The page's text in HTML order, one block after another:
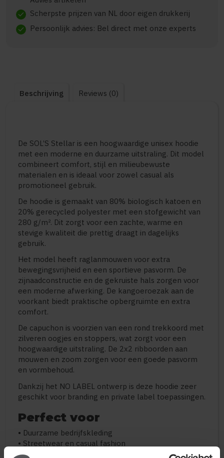
check Scherpste prijzen van NL door eigen drukkerij
check Persoonlijk advies: Bel direct met onze experts
Beschrijving Reviews (0)
De SOL’S Stellar is een hoogwaardige unisex hoodie
met een moderne en duurzame uitstraling. Dit model
combineert comfort, stijl en milieubewuste
materialen en is ideaal voor zowel casual als
promotioneel gebruik.
De hoodie is gemaakt van 80% biologisch katoen en
20% gerecycled polyester met een stofgewicht van
280 g/m². Dit zorgt voor een zachte, warme en
stevige kwaliteit die prettig draagt in dagelijks
gebruik.
Het model heeft raglanmouwen voor extra
bewegingsvrijheid en een sportieve pasvorm. De
zijnaadconstructie en de gekruiste hals zorgen voor
een moderne afwerking. De kangoeroezak aan de
voorkant biedt praktische opbergruimte en extra
comfort.
De capuchon is voorzien van een rond trekkoord met
zilveren oogjes en stoppers, wat zorgt voor een
hoogwaardige uitstraling. De 2x2 ribboorden aan
mouwen en zoom zorgen voor een goede pasvorm
en vormbehoud.
Dankzij het NO LABEL ontwerp is deze hoodie zeer
geschikt voor branding en private label toepassingen.
Perfect voor
• Duurzame bedrijfskleding
• Streetwear en casual fashion
• Promotionele kleding